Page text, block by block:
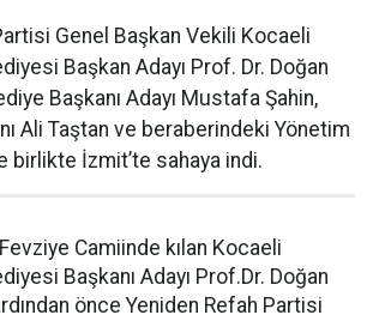
Genel Başkan Vekili Kocaeli
Başkan Adayı Prof. Dr. Doğan
Başkanı Adayı Mustafa Şahin,
Ali Taştan ve beraberindeki Yönetim
birlikte İzmit’te sahaya indi.
Camiinde kılan Kocaeli
Başkanı Adayı Prof.Dr. Doğan
önce Yeniden Refah Partisi